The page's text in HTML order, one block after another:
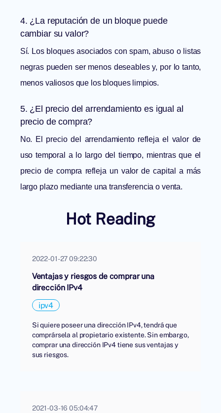
4. ¿La reputación de un bloque puede
cambiar su valor?
Sí. Los bloques asociados con spam, abuso o listas
negras pueden ser menos deseables y, por lo tanto,
menos valiosos que los bloques limpios.
5. ¿El precio del arrendamiento es igual al
precio de compra?
No. El precio del arrendamiento refleja el valor de
uso temporal a lo largo del tiempo, mientras que el
precio de compra refleja un valor de capital a más
largo plazo mediante una transferencia o venta.
Hot Reading
2022-01-27 09:22:30
Ventajas y riesgos de comprar una
dirección IPv4
ipv4
Si quiere poseer una dirección IPv4, tendrá que
comprársela al propietario existente. Sin embargo,
comprar una dirección IPv4 tiene sus ventajas y
sus riesgos.
2021-03-16 05:04:47